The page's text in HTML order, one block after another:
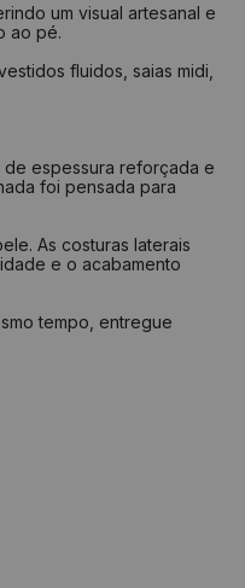
9,0 cm
um visual artesanal e
ao pé.
fluidos, saias midi,
de espessura reforçada e
foi pensada para
As costuras laterais
e o acabamento
tempo, entregue